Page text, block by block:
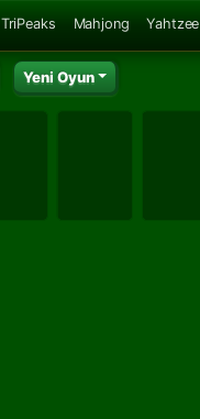
TriPeaks Mahjong Yahtzee
Yeni Oyun